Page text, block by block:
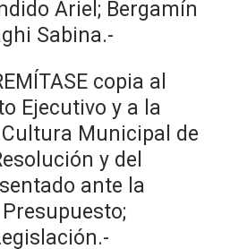
Ariel; Bergamín
Sabina.-
copia al
Ejecutivo y a la
Municipal de
y del
ante la